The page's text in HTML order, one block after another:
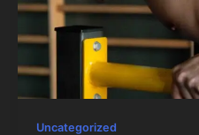
Uncategorized